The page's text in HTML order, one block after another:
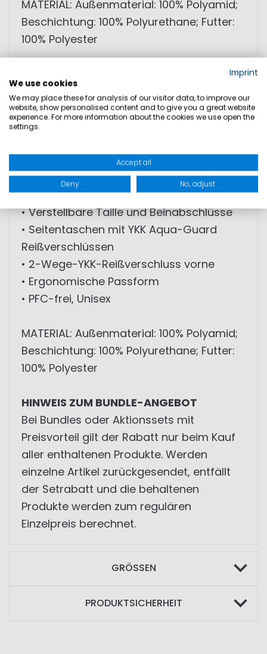
MATERIAL: Außenmaterial: 100% Polyamid;
Beschichtung: 100% Polyurethane; Futter:
100% Polyester
• Wasserdicht (WP 20.000 mm)
• Atmungsaktiv (MVP 4.000 g/m²/24h)
• Verstärkungen an Gesäß und Knien
• Fleece-Oberteil für zusätzlichen Komfort
• Verstellbare Taille und Beinabschlüsse
• Seitentaschen mit YKK Aqua-Guard
Reißverschlüssen
• 2-Wege-YKK-Reißverschluss vorne
• Ergonomische Passform
• PFC-frei, Unisex
MATERIAL: Außenmaterial: 100% Polyamid;
Beschichtung: 100% Polyurethane; Futter:
100% Polyester
HINWEIS ZUM BUNDLE-ANGEBOT
Bei Bundles oder Aktionssets mit
Preisvorteil gilt der Rabatt nur beim Kauf
aller enthaltenen Produkte. Werden
einzelne Artikel zurückgesendet, entfällt
der Setrabatt und die behaltenen
Produkte werden zum regulären
Einzelpreis berechnet.
GRÖSSEN
PRODUKTSICHERHEIT
Imprint
We use cookies
We may place these for analysis of our visitor data, to improve our
website, show personalised content and to give you a great website
experience. For more information about the cookies we use open the
settings.
Accept all
Deny No, adjust